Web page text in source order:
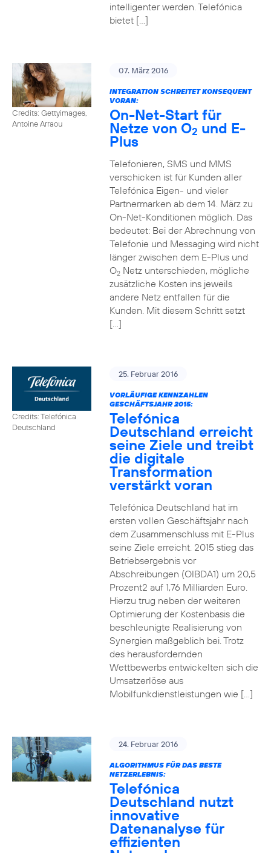
intelligenter werden. Telefónica
bietet […]
Credits: Gettyimages,
Antoine Arraou
07. März 2016
INTEGRATION SCHREITET KONSEQUENT
VORAN:
On-Net-Start für
Netze von O2 und E-
Plus
Telefonieren, SMS und MMS
verschicken ist für Kunden aller
Telefónica Eigen- und vieler
Partnermarken ab dem 14. März zu
On-Net-Konditionen möglich. Das
bedeutet: Bei der Abrechnung von
Telefonie und Messaging wird nicht
länger zwischen dem E-Plus und
O2Netz unterschieden, mögliche
zusätzliche Kosten ins jeweils
andere Netz entfallen für die
Kunden. Mit diesem Schritt setzt
[…]
Credits: Telefónica
Deutschland
25. Februar 2016
VORLÄUFIGE KENNZAHLEN
GESCHÄFTSJAHR 2015:
Telefónica
Deutschland erreicht
seine Ziele und treibt
die digitale
Transformation
verstärkt voran
Telefónica Deutschland hat im
ersten vollen Geschäftsjahr nach
dem Zusammenschluss mit E-Plus
seine Ziele erreicht. 2015 stieg das
Betriebsergebnis vor
Abschreibungen (OIBDA1) um 20,5
Prozent2 auf 1,76 Milliarden Euro.
Hierzu trug neben der weiteren
Optimierung der Kostenbasis die
beschleunigte Realisierung von
Synergien maßgeblich bei. Trotz
des herausfordernden
Wettbewerbs entwickelten sich die
Umsatzerlöse aus
Mobilfunkdienstleistungen wie […]
24. Februar 2016
ALGORITHMUS FÜR DAS BESTE
NETZERLEBNIS:
Telefónica
Deutschland nutzt
innovative
Datenanalyse für
effizienten